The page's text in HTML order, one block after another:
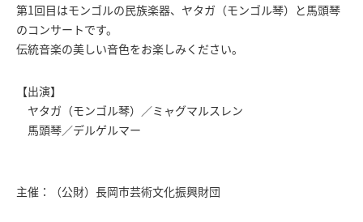
第1回目はモンゴルの民族楽器、ヤタガ（モンゴル琴）と馬頭琴
のコンサートです。
伝統音楽の美しい音色をお楽しみください。
【出演】
ヤタガ（モンゴル琴）／ミャグマルスレン
馬頭琴／デルゲルマー
主催：（公財）長岡市芸術文化振興財団